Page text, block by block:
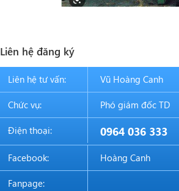
Liên hệ đăng ký
Liên hệ tư vấn: Vũ Hoàng Canh
Chức vụ: Phó giám đốc TD
Điện thoại: 0964 036 333
Facebook: Hoàng Canh
Fanpage: